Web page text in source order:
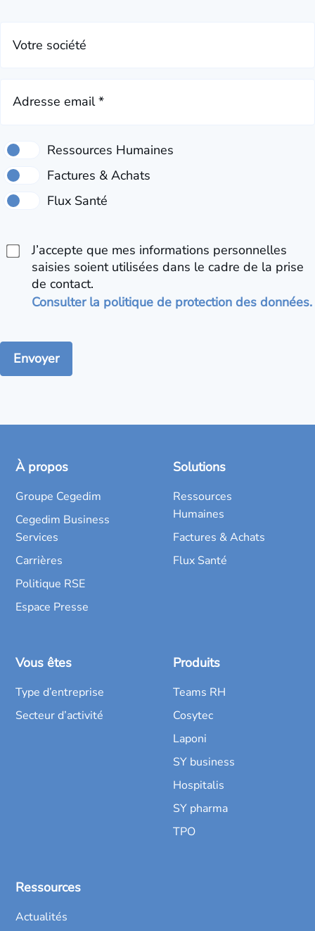
Votre société
Adresse email *
J’accepte que mes informations personnelles
saisies soient utilisées dans le cadre de la prise
de contact.
Consulter la politique de protection des données.
À propos
Groupe Cegedim
Cegedim Business
Services
Carrières
Politique RSE
Espace Presse
Solutions
Ressources
Humaines
Factures & Achats
Flux Santé
Vous êtes
Type d’entreprise
Secteur d’activité
Produits
Teams RH
Cosytec
Laponi
SY business
Hospitalis
SY pharma
TPO
Ressources
Actualités